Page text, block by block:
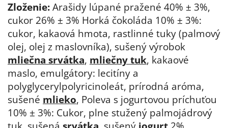
Zloženie: Arašidy lúpané pražené 40% ± 3%,
cukor 26% ± 3% Horká čokoláda 10% ± 3%:
cukor, kakaová hmota, rastlinné tuky (palmový
olej, olej z maslovníka), sušený výrobok
mliečna srvátka, mliečny tuk, kakaové
maslo, emulgátory: lecitíny a
polyglycerylpolyricinoleát, prírodná aróma,
sušené mlieko, Poleva s jogurtovou príchuťou
10% ± 3%: Cukor, plne stužený palmojádrový